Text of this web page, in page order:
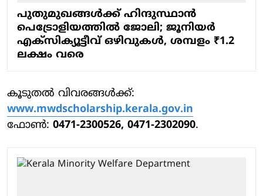
പുതുമുഖങ്ങൾക്ക് ഹിന്ദുസ്ഥാൻ
പെട്രോളിയത്തിൽ ജോലി; ജൂനിയർ
എക്സിക്യൂട്ടീവ് ഒഴിവുകൾ, ശമ്പളം ₹1.2
ലക്ഷം വരെ
കൂടുതൽ വിവരങ്ങൾക്ക്:
www.mwdscholarship.kerala.gov.in
ഫോൺ: 0471-2300526, 0471-2302090.